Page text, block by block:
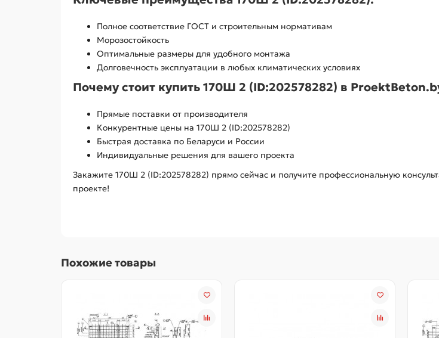
Полное соответствие ГОСТ и строительным нормативам
Морозостойкость
Оптимальные размеры для удобного монтажа
Долговечность эксплуатации в любых климатических условиях
Почему стоит купить 170Ш 2 (ID:202578282) в
Прямые поставки от производителя
Конкурентные цены на 170Ш 2 (ID:202578282)
Быстрая доставка по Беларуси и России
Индивидуальные решения для вашего проекта
Закажите 170Ш 2 (ID:202578282) прямо сейчас и получите профессиональную
проекте!
Похожие товары